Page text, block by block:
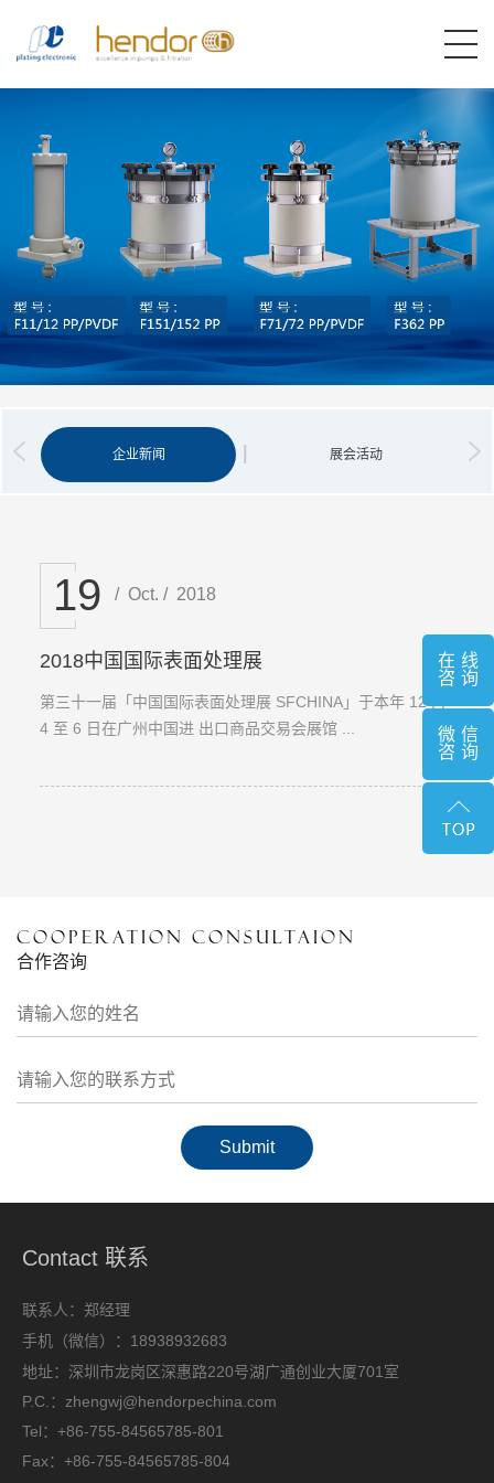
企业新闻 展会活动
19 / Oct. / 2018
2018中国国际表面处理展
第三十一届「中国国际表面处理展 SFCHINA」于本年 12 月
4 至 6 日在广州中国进 出口商品交易会展馆 ...
COOPERATION CONSULTAION
合作咨询
Contact 联系
联系人：郑经理
手机（微信）：18938932683
地址：深圳市龙岗区深惠路220号湖广通创业大厦701室
P.C.：zhengwj@hendorpechina.com
Tel：+86-755-84565785-801
Fax：+86-755-84565785-804
在线
咨询
微信
咨询